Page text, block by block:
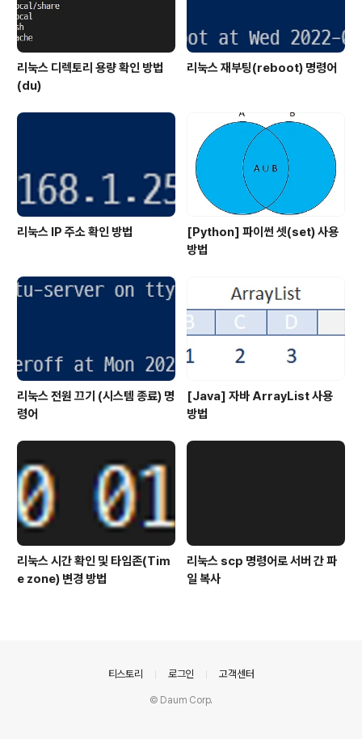
리눅스 디렉토리 용량 확인 방법
(du)
리눅스 재부팅(reboot) 명령어
리눅스 IP 주소 확인 방법
[Python] 파이썬 셋(set) 사용
방법
리눅스 전원 끄기 (시스템 종료) 명
령어
[Java] 자바 ArrayList 사용
방법
리눅스 시간 확인 및 타임존(Tim
e zone) 변경 방법
리눅스 scp 명령어로 서버 간 파
일 복사
티스토리 로그인 고객센터
© Daum Corp.